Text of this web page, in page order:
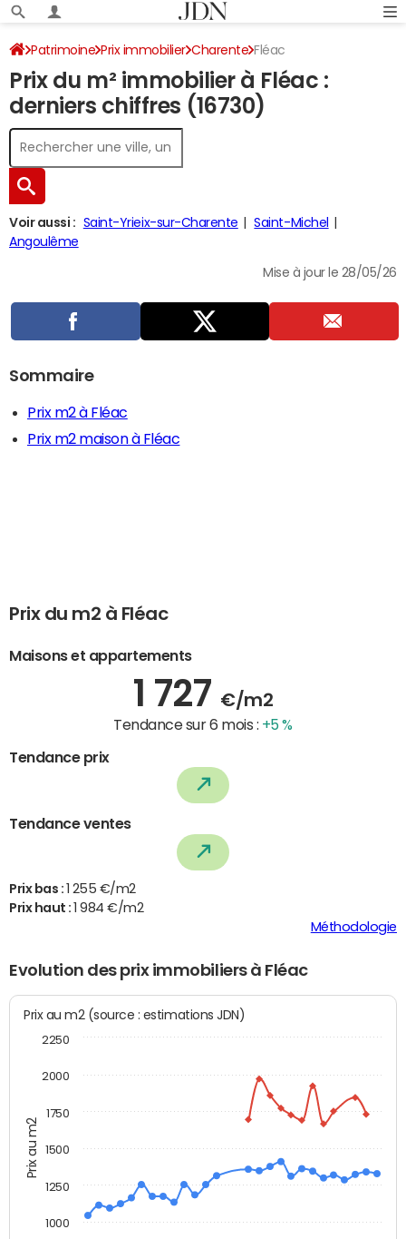
Patrimoine Prix immobilier Charente Fléac
Prix du m² immobilier à Fléac :
derniers chiffres (16730)
Voir aussi : Saint-Yrieix-sur-Charente
Saint-Michel
Angoulême
Mise à jour le 28/05/26
Sommaire
Prix m2 à Fléac
Prix m2 maison à Fléac
Prix du m2 à Fléac
Maisons et appartements
1 727 €/m2
Tendance sur 6 mois : +5 %
Tendance prix
Tendance ventes
Prix bas :
1 255 €/m2
Prix haut :
1 984 €/m2
Méthodologie
Evolution des prix immobiliers à Fléac
Prix au m2
Prix au m2 (source : estimations JDN)
1000
1250
1500
1750
2000
2250